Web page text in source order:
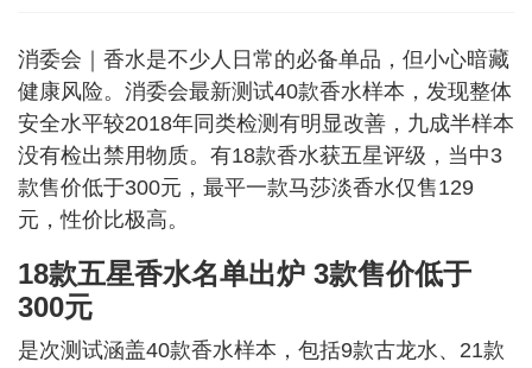
消委会｜香水是不少人日常的必备单品，但小心暗藏
健康风险。消委会最新测试40款香水样本，发现整体
安全水平较2018年同类检测有明显改善，九成半样本
没有检出禁用物质。有18款香水获五星评级，当中3
款售价低于300元，最平一款马莎淡香水仅售129
元，性价比极高。
18款五星香水名单出炉 3款售价低于
300元
是次测试涵盖40款香水样本，包括9款古龙水、21款